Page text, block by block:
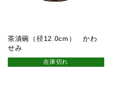
茶漬碗（径12.0cm） かわ
せみ
在庫切れ